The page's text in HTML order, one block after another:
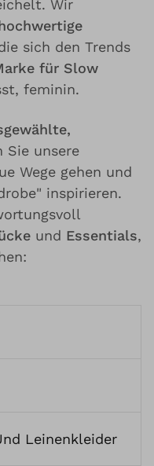
Wir
sich den Trends
für Slow
feminin.
Sie unsere
Wege gehen und
inspirieren.
und Essentials,
Leinenkleider